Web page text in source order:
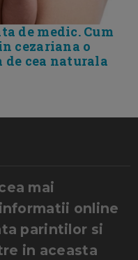
de medic. Cum
cezariana o
cea naturala
mai
online
parintilor si
in aceasta